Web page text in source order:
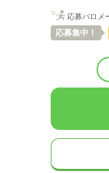
大手通信キャリアの
平均年齢27歳
待遇・福利厚生：
＼友人紹介キャンペー
紹介してくれた方：
応募バロメ
応募集中！